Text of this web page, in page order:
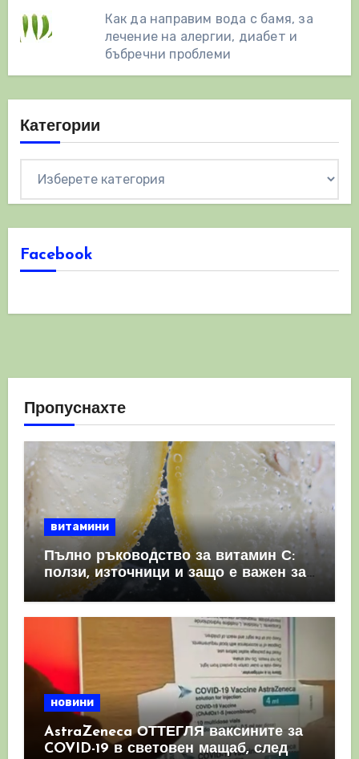
Как да направим вода с бамя, за
лечение на алергии, диабет и
бъбречни проблеми
Категории
Facebook
Пропуснахте
витамини
Пълно ръководство за витамин С:
ползи, източници и защо е важен за
имунната система
новини
AstraZeneca ОТТЕГЛЯ ваксините за
COVID-19 в световен мащаб, след